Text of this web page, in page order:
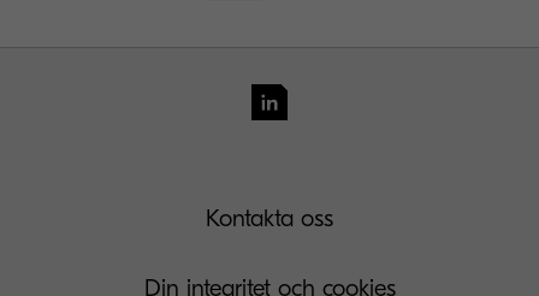
Kontakta oss
Din integritet och cookies